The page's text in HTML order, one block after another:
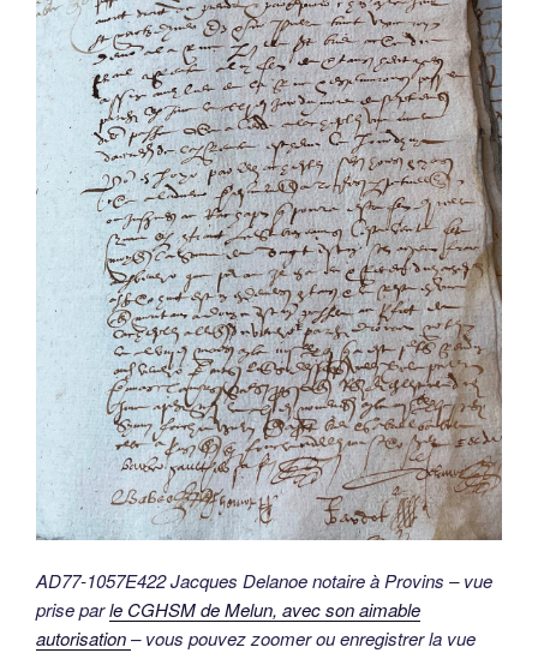
AD77-1057E422 Jacques Delanoe notaire à Provins – vue
prise parle CGHSM de Melun, avec son aimable
autorisation– vous pouvez zoomer ou enregistrer la vue